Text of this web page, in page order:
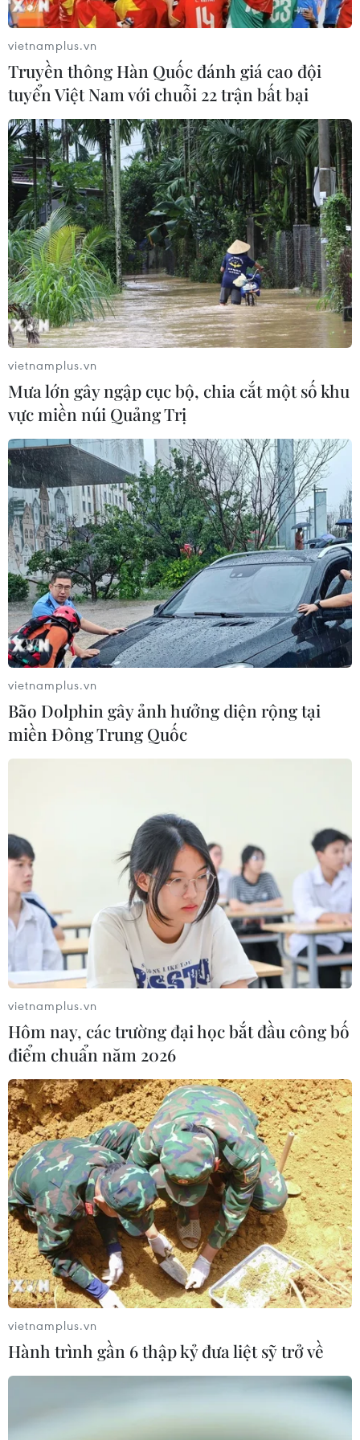
Di tích Trung ương Cục miền Nam đón
hơn 40.000 lượt khách
29/08/2014 08:05
Trong tám tháng qua, Khu Di tích Trung ương Cục miền
Nam đã đón trên 700 đoàn khách, trong đó có 40.000
lượt người các nơi đến tham quan tìm hiểu lịch sử, giao
lưu văn nghệ.
TP.HCM tổ chức nhiều hoạt động kỷ niệm
ngày thành lập Quân đội
25/11/2014 13:07
Thành phố Hồ Chí Minh tổ chức tri ân người có công với
nước, các hoạt động văn hóa, thể thao biểu dương
phong trào toàn dân bảo vệ Tổ quốc.
vietnamplus.vn
Truyền thông Hàn Quốc đánh giá cao đội
tuyển Việt Nam với chuỗi 22 trận bất bại
vietnamplus.vn
Mưa lớn gây ngập cục bộ, chia cắt một số khu
vực miền núi Quảng Trị
vietnamplus.vn
Bão Dolphin gây ảnh hưởng diện rộng tại
miền Đông Trung Quốc
vietnamplus.vn
Hôm nay, các trường đại học bắt đầu công bố
điểm chuẩn năm 2026
vietnamplus.vn
Hành trình gần 6 thập kỷ đưa liệt sỹ trở về